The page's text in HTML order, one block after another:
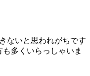
ないと思われがちです
多くいらっしゃいま